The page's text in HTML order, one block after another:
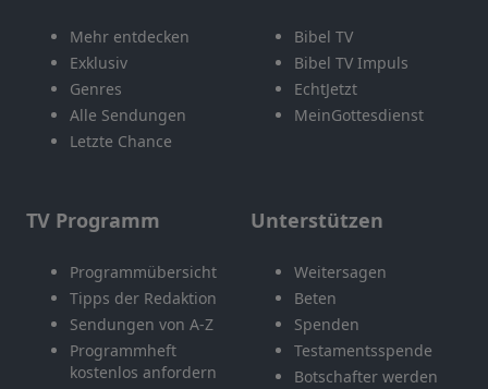
Mehr entdecken
Exklusiv
Genres
Alle Sendungen
Letzte Chance
Bibel TV
Bibel TV Impuls
EchtJetzt
MeinGottesdienst
TV Programm
Programmübersicht
Tipps der Redaktion
Sendungen von A-Z
Programmheft
kostenlos anfordern
Unterstützen
Weitersagen
Beten
Spenden
Testamentsspende
Botschafter werden